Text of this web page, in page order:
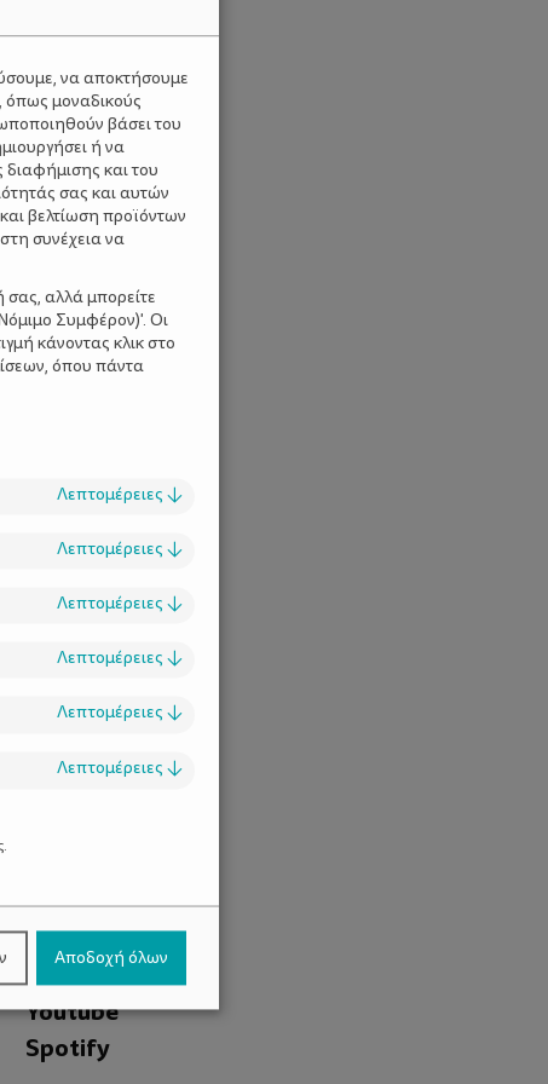
Facebook
Instagram
Youtube
Spotify
να αποκτήσουμε
μοναδικούς
βάσει του
ή να
διαφήμισης και του
σας και αυτών
βελτίωση προϊόντων
συνέχεια να
σας, αλλά μπορείτε
Συμφέρον)'. Οι
κάνοντας κλικ στο
όπου πάντα
Λεπτομέρειες ↓
Λεπτομέρειες ↓
Λεπτομέρειες ↓
Λεπτομέρειες ↓
Λεπτομέρειες ↓
Λεπτομέρειες ↓
Αποδοχή όλων